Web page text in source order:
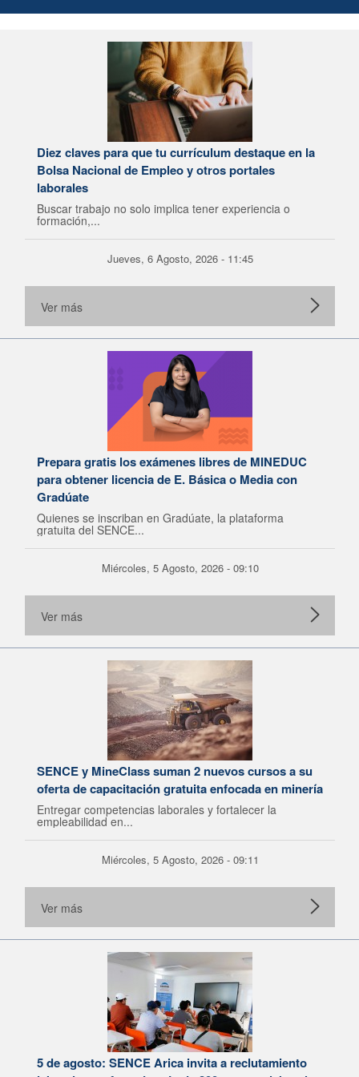
Diez claves para que tu currículum destaque en la
Bolsa Nacional de Empleo y otros portales
laborales
Buscar trabajo no solo implica tener experiencia o
formación,...
Jueves, 6 Agosto, 2026 - 11:45
Ver más
Prepara gratis los exámenes libres de MINEDUC
para obtener licencia de E. Básica o Media con
Gradúate
Quienes se inscriban en Gradúate, la plataforma
gratuita del SENCE...
Miércoles, 5 Agosto, 2026 - 09:10
Ver más
SENCE y MineClass suman 2 nuevos cursos a su
oferta de capacitación gratuita enfocada en minería
Entregar competencias laborales y fortalecer la
empleabilidad en...
Miércoles, 5 Agosto, 2026 - 09:11
Ver más
5 de agosto: SENCE Arica invita a reclutamiento